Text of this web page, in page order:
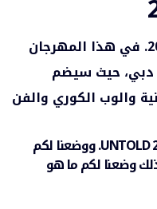
سيكون بين تاريخ 15 إلى 18 فبراير 2024. في هذا المهرجان
دبي، حيث سيضم
والوب الكوري والفن
عن مهرجان أنتولد دبي UNTOLD 2024. ووضعنا لكم
وضعنا لكم ما هو